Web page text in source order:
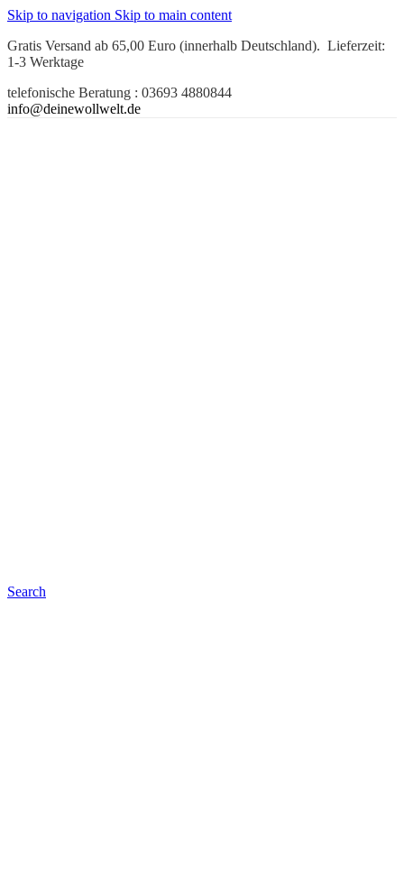
Skip to navigation Skip to main content
Gratis Versand ab 65,00 Euro (innerhalb Deutschland). Lieferzeit:
1-3 Werktage
telefonische Beratung : 03693 4880844
info@deinewollwelt.de
Search